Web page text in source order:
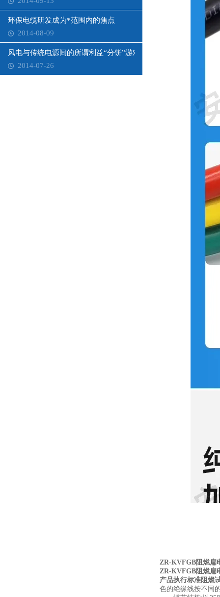
环保电缆研发成为*范围内的焦点
2014-08-09
风电与传统电源间的所谓利益“分饼”游戏
2014-07-26
ZR-KVFGB阻燃扁
ZR-KVFGB阻燃扁
产品执行标准阻燃
色的绝缘线按不同